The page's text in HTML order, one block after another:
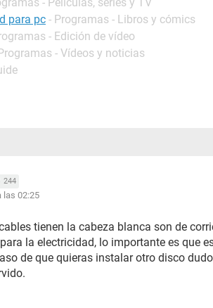
para pc - Programas - Libros y cómics
- Edición de vídeo
- Vídeos y noticias
244
las 02:25
tienen la cabeza blanca son de
la electricidad, lo importante es que
de que quieras instalar otro disco